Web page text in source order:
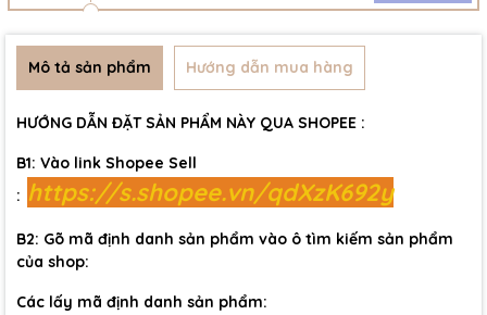
Mô tả sản phẩm Hướng dẫn mua hàng
HƯỚNG DẪN ĐẶT SẢN PHẨM NÀY QUA SHOPEE :
B1: Vào link Shopee Sell
: https://s.shopee.vn/qdXzK692y
B2: Gõ mã định danh sản phẩm vào ô tìm kiếm sản phẩm
của shop:
Các lấy mã định danh sản phẩm: